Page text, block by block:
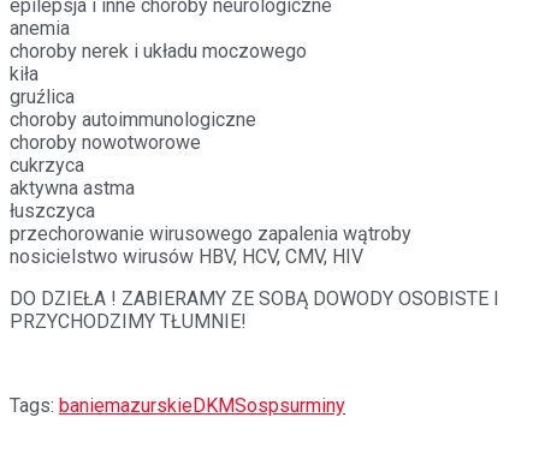
epilepsja i inne choroby neurologiczne
anemia
choroby nerek i układu moczowego
kiła
gruźlica
choroby autoimmunologiczne
choroby nowotworowe
cukrzyca
aktywna astma
łuszczyca
przechorowanie wirusowego zapalenia wątroby
nosicielstwo wirusów HBV, HCV, CMV, HIV
DO DZIEŁA ! ZABIERAMY ZE SOBĄ DOWODY OSOBISTE I
PRZYCHODZIMY TŁUMNIE!
Tags: baniemazurskieDKMSospsurminy